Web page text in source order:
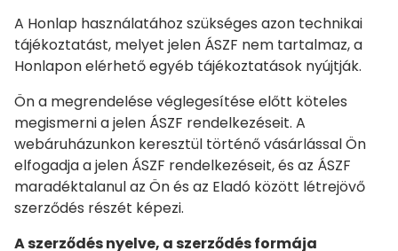
A Honlap használatához szükséges azon technikai
tájékoztatást, melyet jelen ÁSZF nem tartalmaz, a
Honlapon elérhető egyéb tájékoztatások nyújtják.
Ön a megrendelése véglegesítése előtt köteles
megismerni a jelen ÁSZF rendelkezéseit. A
webáruházunkon keresztül történő vásárlással Ön
elfogadja a jelen ÁSZF rendelkezéseit, és az ÁSZF
maradéktalanul az Ön és az Eladó között létrejövő
szerződés részét képezi.
A szerződés nyelve, a szerződés formája